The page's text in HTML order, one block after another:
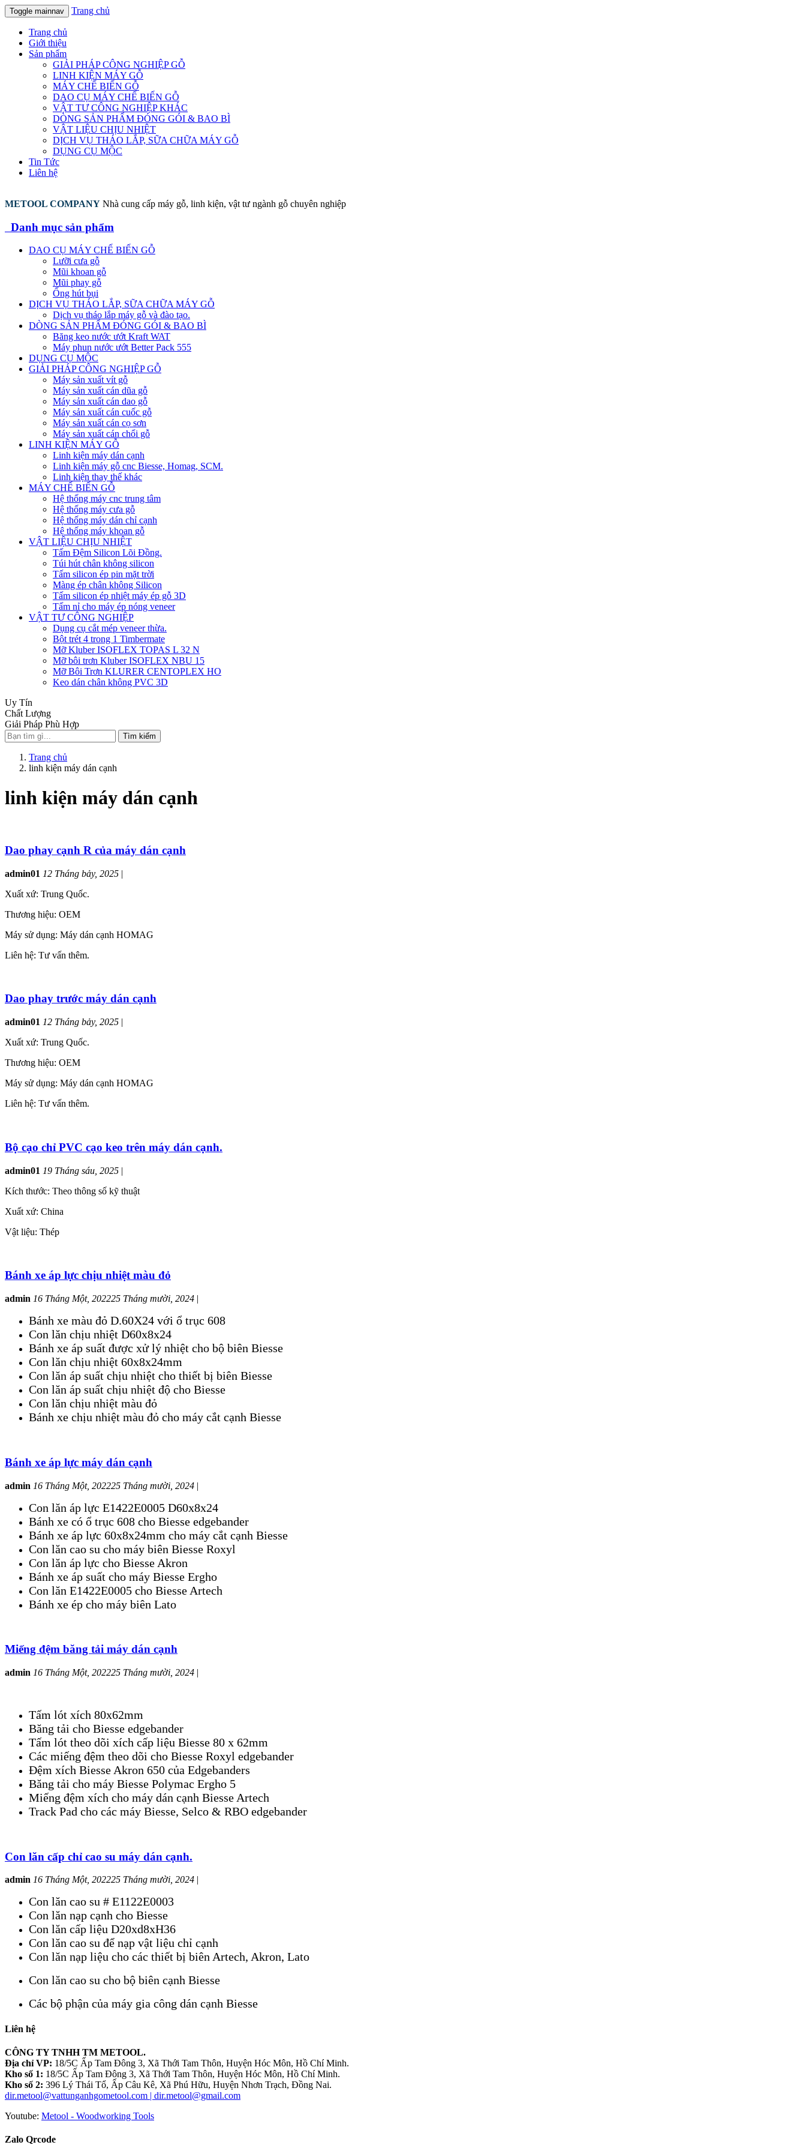
Toggle mainnav Trang chủ
Trang chủ
Giới thiệu
Sản phẩm
GIẢI PHÁP CÔNG NGHIỆP GỖ
LINH KIỆN MÁY GỖ
MÁY CHẾ BIẾN GỖ
DAO CỤ MÁY CHẾ BIẾN GỖ
VẬT TƯ CÔNG NGHIỆP KHÁC
DÒNG SẢN PHẨM ĐÓNG GÓI & BAO BÌ
VẬT LIỆU CHỊU NHIỆT
DỊCH VỤ THÁO LẮP, SỮA CHỮA MÁY GỖ
DỤNG CỤ MỘC
Tin Tức
Liên hệ
METOOL COMPANY Nhà cung cấp máy gỗ, linh kiện, vật tư ngành gỗ chuyên nghiệp
Danh mục sản phẩm
DAO CỤ MÁY CHẾ BIẾN GỖ
Lưỡi cưa gỗ
Mũi khoan gỗ
Mũi phay gỗ
Ống hút bụi
DỊCH VỤ THÁO LẮP, SỮA CHỮA MÁY GỖ
Dịch vụ tháo lắp máy gỗ và đào tạo.
DÒNG SẢN PHẨM ĐÓNG GÓI & BAO BÌ
Băng keo nước ướt Kraft WAT
Máy phun nước ướt Better Pack 555
DỤNG CỤ MỘC
GIẢI PHÁP CÔNG NGHIỆP GỖ
Máy sản xuất vít gỗ
Máy sản xuất cán dũa gỗ
Máy sản xuất cán dao gỗ
Máy sản xuất cán cuốc gỗ
Máy sản xuất cán cọ sơn
Máy sản xuất cán chổi gỗ
LINH KIỆN MÁY GỖ
Linh kiện máy dán cạnh
Linh kiện máy gỗ cnc Biesse, Homag, SCM.
Linh kiện thay thế khác
MÁY CHẾ BIẾN GỖ
Hệ thống máy cnc trung tâm
Hệ thống máy cưa gỗ
Hệ thống máy dán chỉ cạnh
Hệ thống máy khoan gỗ
VẬT LIỆU CHỊU NHIỆT
Tấm Đệm Silicon Lõi Đồng.
Túi hút chân không silicon
Tấm silicon ép pin mặt trời
Màng ép chân không Silicon
Tấm silicon ép nhiệt máy ép gỗ 3D
Tấm nỉ cho máy ép nóng veneer
VẬT TƯ CÔNG NGHIỆP
Dụng cụ cắt mép veneer thừa.
Bột trét 4 trong 1 Timbermate
Mỡ Kluber ISOFLEX TOPAS L 32 N
Mỡ bôi trơn Kluber ISOFLEX NBU 15
Mỡ Bôi Trơn KLURER CENTOPLEX HO
Keo dán chân không PVC 3D
Uy Tín
Chất Lượng
Giải Pháp Phù Hợp
Tìm kiếm
Trang chủ
linh kiện máy dán cạnh
linh kiện máy dán cạnh
Dao phay cạnh R của máy dán cạnh
admin01 12 Tháng bảy, 2025 |
Xuất xứ: Trung Quốc.
Thương hiệu: OEM
Máy sử dụng: Máy dán cạnh HOMAG
Liên hệ: Tư vấn thêm.
Dao phay trước máy dán cạnh
admin01 12 Tháng bảy, 2025 |
Xuất xứ: Trung Quốc.
Thương hiệu: OEM
Máy sử dụng: Máy dán cạnh HOMAG
Liên hệ: Tư vấn thêm.
Bộ cạo chỉ PVC cạo keo trên máy dán cạnh.
admin01 19 Tháng sáu, 2025 |
Kích thước: Theo thông số kỹ thuật
Xuất xứ: China
Vật liệu: Thép
Bánh xe áp lực chịu nhiệt màu đỏ
admin 16 Tháng Một, 202225 Tháng mười, 2024 |
Bánh xe màu đỏ D.60X24 với ổ trục 608
Con lăn chịu nhiệt D60x8x24
Bánh xe áp suất được xử lý nhiệt cho bộ biên Biesse
Con lăn chịu nhiệt 60x8x24mm
Con lăn áp suất chịu nhiệt cho thiết bị biên Biesse
Con lăn áp suất chịu nhiệt độ cho Biesse
Con lăn chịu nhiệt màu đỏ
Bánh xe chịu nhiệt màu đỏ cho máy cắt cạnh Biesse
Bánh xe áp lực máy dán cạnh
admin 16 Tháng Một, 202225 Tháng mười, 2024 |
Con lăn áp lực E1422E0005 D60x8x24
Bánh xe có ổ trục 608 cho Biesse edgebander
Bánh xe áp lực 60x8x24mm cho máy cắt cạnh Biesse
Con lăn cao su cho máy biên Biesse Roxyl
Con lăn áp lực cho Biesse Akron
Bánh xe áp suất cho máy Biesse Ergho
Con lăn E1422E0005 cho Biesse Artech
Bánh xe ép cho máy biên Lato
Miếng đệm băng tải máy dán cạnh
admin 16 Tháng Một, 202225 Tháng mười, 2024 |
Tấm lót xích 80x62mm
Băng tải cho Biesse edgebander
Tấm lót theo dõi xích cấp liệu Biesse 80 x 62mm
Các miếng đệm theo dõi cho Biesse Roxyl edgebander
Đệm xích Biesse Akron 650 của Edgebanders
Băng tải cho máy Biesse Polymac Ergho 5
Miếng đệm xích cho máy dán cạnh Biesse Artech
Track Pad cho các máy Biesse, Selco & RBO edgebander
Con lăn cấp chỉ cao su máy dán cạnh.
admin 16 Tháng Một, 202225 Tháng mười, 2024 |
Con lăn cao su # E1122E0003
Con lăn nạp cạnh cho Biesse
Con lăn cấp liệu D20xd8xH36
Con lăn cao su để nạp vật liệu chỉ cạnh
Con lăn nạp liệu cho các thiết bị biên Artech, Akron, Lato
Con lăn cao su cho bộ biên cạnh Biesse
Các bộ phận của máy gia công dán cạnh Biesse
Liên hệ
CÔNG TY TNHH TM METOOL.
Địa chỉ VP: 18/5C Ấp Tam Đông 3, Xã Thới Tam Thôn, Huyện Hóc Môn, Hồ Chí Minh.
Kho số 1: 18/5C Ấp Tam Đông 3, Xã Thới Tam Thôn, Huyện Hóc Môn, Hồ Chí Minh.
Kho số 2: 396 Lý Thái Tổ, Ấp Câu Kê, Xã Phú Hữu, Huyện Nhơn Trạch, Đồng Nai.
dir.metool@vattunganhgometool.com | dir.metool@gmail.com
Youtube: Metool - Woodworking Tools
Zalo Qrcode